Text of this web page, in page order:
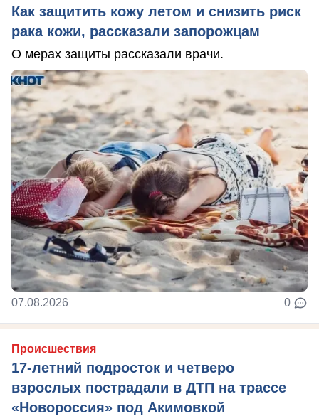
Как защитить кожу летом и снизить риск
рака кожи, рассказали запорожцам
О мерах защиты рассказали врачи.
07.08.2026 0
Происшествия
17-летний подросток и четверо
взрослых пострадали в ДТП на трассе
«Новороссия» под Акимовкой